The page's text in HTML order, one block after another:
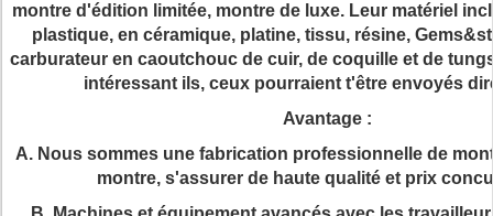
montre d'édition limitée, montre de luxe. Leur matériel
plastique, en céramique, platine, tissu, résine,
carburateur en caoutchouc de cuir, de coquille et de
intéressant ils, ceux pourraient t'être envoyés
Avantage :
A. Nous sommes une fabrication professionnelle de
montre, s'assurer de haute qualité et prix